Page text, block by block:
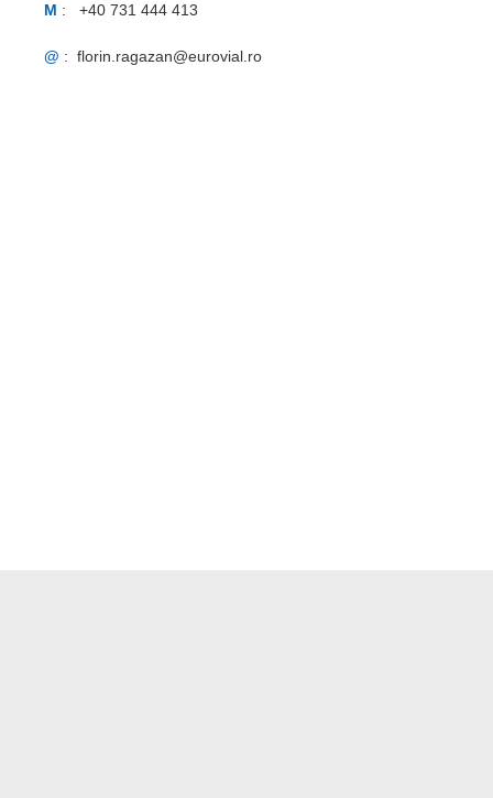
M : +40 731 444 413
@ : florin.ragazan@eurovial.ro